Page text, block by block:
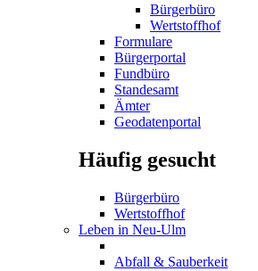
Bürgerbüro
Wertstoffhof
Formulare
Bürgerportal
Fundbüro
Standesamt
Ämter
Geodatenportal
Häufig gesucht
Bürgerbüro
Wertstoffhof
Leben in Neu-Ulm
Abfall & Sauberkeit